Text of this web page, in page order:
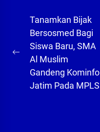
Navigasi
pos
Previous
post:
Tanamkan Bijak
Bersosmed Bagi
Siswa Baru, SMA
Al Muslim
Gandeng Kominfo
Jatim Pada MPLS